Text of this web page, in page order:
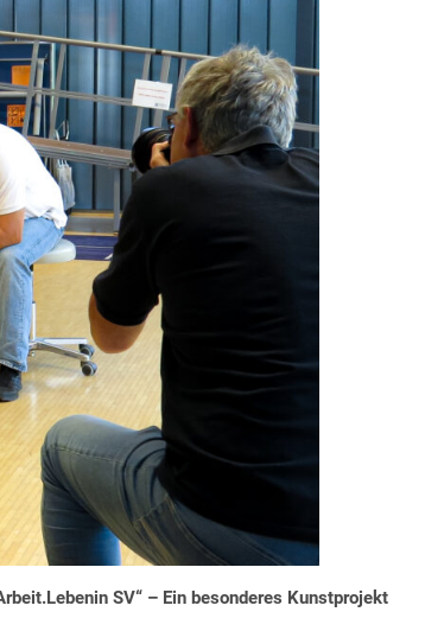
SV“ – Ein besonderes Kunstprojekt